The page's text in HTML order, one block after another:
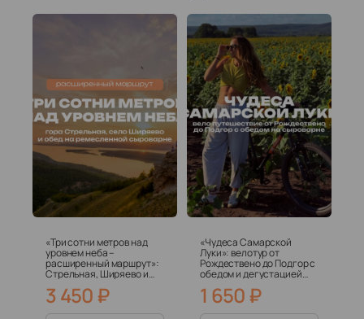
«Три сотни метров над
уровнем неба –
расширенный маршрут»:
Стрельная, Ширяево и
включено)
3 450₽
«Чудеса Самарской
Луки»: велотур от
Рождествено до Подгор с
обедом и дегустацией
1 650₽